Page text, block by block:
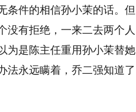
条件的相信孙小茉的话。但
没有拒绝，一来二去两个人
为是陈主任重用孙小茉替她
法永远瞒着，乔二强知道了